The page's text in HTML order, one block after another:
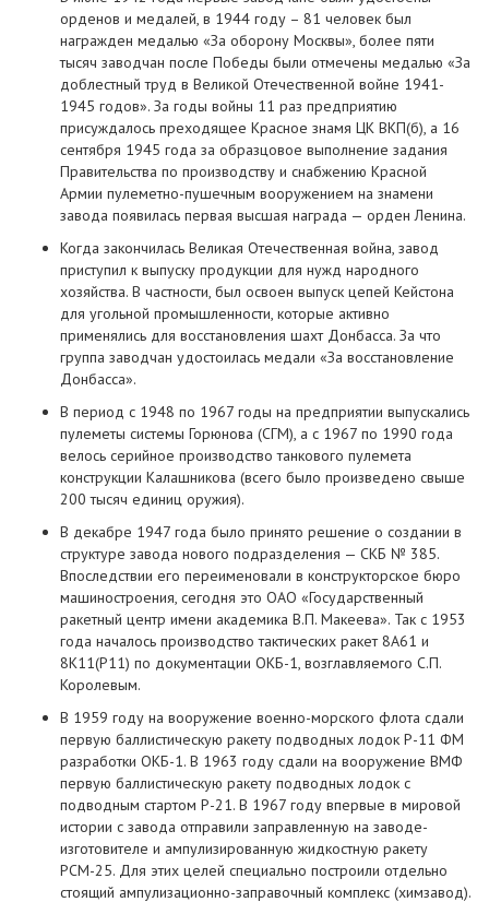
орденов и медалей, в 1944 году – 81 человек был
награжден медалью «За оборону Москвы», более пяти
тысяч заводчан после Победы были отмечены медалью «За
доблестный труд в Великой Отечественной войне 1941-
1945 годов». За годы войны 11 раз предприятию
присуждалось преходящее Красное знамя ЦК ВКП(б), а 16
сентября 1945 года за образцовое выполнение задания
Правительства по производству и снабжению Красной
Армии пулеметно-пушечным вооружением на знамени
завода появилась первая высшая награда — орден Ленина.
Когда закончилась Великая Отечественная война, завод
приступил к выпуску продукции для нужд народного
хозяйства. В частности, был освоен выпуск цепей Кейстона
для угольной промышленности, которые активно
применялись для восстановления шахт Донбасса. За что
группа заводчан удостоилась медали «За восстановление
Донбасса».
В период с 1948 по 1967 годы на предприятии выпускались
пулеметы системы Горюнова (СГМ), а с 1967 по 1990 года
велось серийное производство танкового пулемета
конструкции Калашникова (всего было произведено свыше
200 тысяч единиц оружия).
В декабре 1947 года было принято решение о создании в
структуре завода нового подразделения — СКБ № 385.
Впоследствии его переименовали в конструкторское бюро
машиностроения, сегодня это ОАО «Государственный
ракетный центр имени академика В.П. Макеева». Так с 1953
года началось производство тактических ракет 8А61 и
8К11(Р11) по документации ОКБ-1, возглавляемого С.П.
Королевым.
В 1959 году на вооружение военно-морского флота сдали
первую баллистическую ракету подводных лодок Р-11 ФМ
разработки ОКБ-1. В 1963 году сдали на вооружение ВМФ
первую баллистическую ракету подводных лодок с
подводным стартом Р-21. В 1967 году впервые в мировой
истории с завода отправили заправленную на заводе-
изготовителе и ампулизированную жидкостную ракету
РСМ-25. Для этих целей специально построили отдельно
стоящий ампулизационно-заправочный комплекс (химзавод).